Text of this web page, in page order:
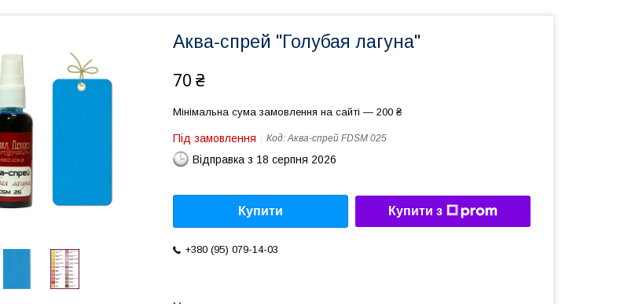
Аква-спрей "Голубая лагуна"
70 ₴
Мінімальна сума замовлення на сайті — 200 ₴
Під замовлення Код:Аква-спрей FDSM 025
Відправка з 18 серпня 2026
Купити Купити з
+380 (95) 079-14-03